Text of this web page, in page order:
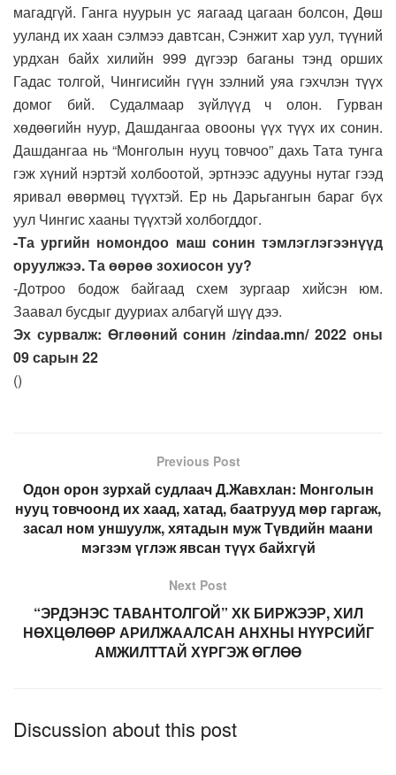
магадгүй. Ганга нуурын ус яагаад цагаан болсон, Дөш
ууланд их хаан сэлмээ давтсан, Сэнжит хар уул, түүний
урдхан байх хилийн 999 дүгээр баганы тэнд орших
Гадас толгой, Чингисийн гүүн зэлний уяа гэхчлэн түүх
домог бий. Судалмаар зүйлүүд ч олон. Гурван
хөдөөгийн нуур, Дашдангаа овооны үүх түүх их сонин.
Дашдангаа нь “Монголын нууц товчоо” дахь Тата тунга
гэж хүний нэртэй холбоотой, эртнээс адууны нутаг гээд
яривал өвөрмөц түүхтэй. Ер нь Дарьгангын бараг бүх
уул Чингис хааны түүхтэй холбогддог.
-Та ургийн номондоо маш сонин тэмлэглэгээнүүд
оруулжээ. Та өөрөө зохиосон уу?
-Дотроо бодож байгаад схем зургаар хийсэн юм.
Заавал бусдыг дууриах албагүй шүү дээ.
Эх сурвалж: Өглөөний сонин /zindaa.mn/ 2022 оны
09 сарын 22
()
Previous Post
Одон орон зурхай судлаач Д.Жавхлан: Монголын
нууц товчоонд их хаад, хатад, баатрууд мөр гаргаж,
засал ном уншуулж, хятадын муж Түвдийн маани
мэгзэм үглэж явсан түүх байхгүй
Next Post
“ЭРДЭНЭС ТАВАНТОЛГОЙ” ХК БИРЖЭЭР, ХИЛ
НӨХЦӨЛӨӨР АРИЛЖААЛСАН АНХНЫ НҮҮРСИЙГ
АМЖИЛТТАЙ ХҮРГЭЖ ӨГЛӨӨ
Discussion about this post